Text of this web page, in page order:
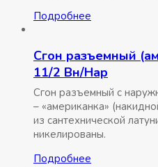
Подробнее
Сгон разъемный
11/2 Вн/Нар
Сгон разъемный с
– «американка»
из сантехнической
никелированы.
Подробнее